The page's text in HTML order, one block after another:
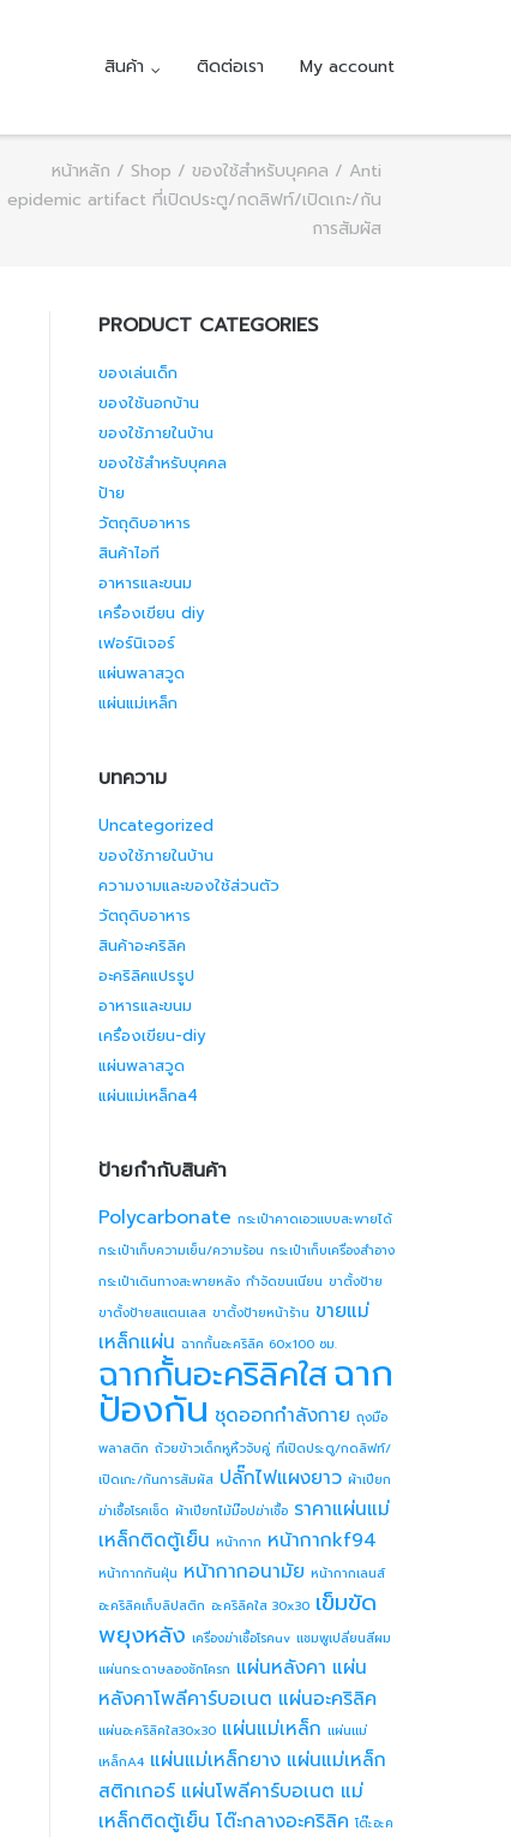
สินค้า ติดต่อเรา My account
หน้าหลัก / Shop / ของใช้สำหรับบุคคล / Anti
epidemic artifact ที่เปิดประตู/กดลิฟท์/เปิดเกะ/กัน
การสัมผัส
PRODUCT CATEGORIES
ของเล่นเด็ก
ของใช้นอกบ้าน
ของใช้ภายในบ้าน
ของใช้สำหรับบุคคล
ป้าย
วัตถุดิบอาหาร
สินค้าไอที
อาหารและขนม
เครื่องเขียน diy
เฟอร์นิเจอร์
แผ่นพลาสวูด
แผ่นแม่เหล็ก
บทความ
Uncategorized
ของใช้ภายในบ้าน
ความงามและของใช้ส่วนตัว
วัตถุดิบอาหาร
สินค้าอะคริลิค
อะคริลิคแปรรูป
อาหารและขนม
เครื่องเขียน-diy
แผ่นพลาสวูด
แผ่นแม่เหล็กa4
ป้ายกำกับสินค้า
Polycarbonate กระเป๋าคาดเอวแบบสะพายได้
กระเป๋าเก็บความเย็น/ความร้อน กระเป๋าเก็บเครื่องสำอาง
กระเป๋าเดินทางสะพายหลัง กำจัดขนเนียน ขาตั้งป้าย
ขาตั้งป้ายสแตนเลส ขาตั้งป้ายหน้าร้าน ขายแม่
เหล็กแผ่น ฉากกั้นอะคริลิค 60x100 ซม.
ฉากกั้นอะคริลิคใสฉาก
ป้องกัน ชุดออกกำลังกาย ถุงมือ
พลาสติก ถ้วยข้าวเด็กหูหิ้วจับคู่ ที่เปิดประตู/กดลิฟท์/
เปิดเกะ/กันการสัมผัส ปลั๊กไฟแผงยาว ผ้าเปียก
ฆ่าเชื้อโรคเช็ด ผ้าเปียกไม้ม๊อปฆ่าเชื้อ ราคาแผ่นแม่
เหล็กติดตู้เย็น หน้ากาก หน้ากากkf94
หน้ากากกันฝุ่น หน้ากากอนามัย หน้ากากเลนส์
อะคริลิคเก็บลิปสติก อะคริลิคใส 30x30 เข็มขัด
พยุงหลัง เครื่องฆ่าเชื้อโรคuv แชมพูเปลี่ยนสีผม
แผ่นกระดาษลองชักโครก แผ่นหลังคา แผ่น
หลังคาโพลีคาร์บอเนต แผ่นอะคริลิค
แผ่นอะคริลิคใส30x30 แผ่นแม่เหล็ก แผ่นแม่
เหล็กA4 แผ่นแม่เหล็กยาง แผ่นแม่เหล็ก
สติกเกอร์ แผ่นโพลีคาร์บอเนต แม่
เหล็กติดตู้เย็น โต๊ะกลางอะคริลิค โต๊ะอะค